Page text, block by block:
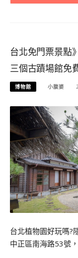
台北免門票景點
三個古蹟場館免
博物館 小腹婆
台北植物園好玩嗎?
中正區南海路53號